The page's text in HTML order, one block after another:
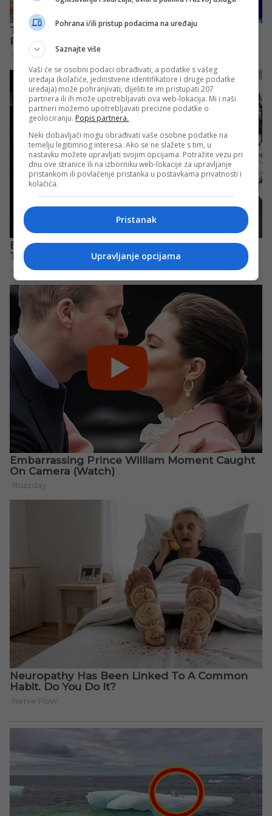
Pohrana i/ili pristup podacima na uređaju
Saznajte više
Vaši će se osobni podaci obrađivati, a podatke s vašeg
uređaja (kolačiće, jedinstvene identifikatore i druge podatke
uređaja) može pohranjivati, dijeliti te im pristupati 207
partnera ili ih može upotrebljavati ova web-lokacija. Mi i naši
partneri možemo upotrebljavati precizne podatke o
geolociranju. Popis partnera.
Neki dobavljači mogu obrađivati vaše osobne podatke na
temelju legitimnog interesa. Ako se ne slažete s tim, u
nastavku možete upravljati svojim opcijama. Potražite vezu pri
dnu ove stranice ili na izborniku web-lokacije za upravljanje
pristankom ili povlačenje pristanka u postavkama privatnosti i
kolačića.
Pristanak
Upravljanje opcijama